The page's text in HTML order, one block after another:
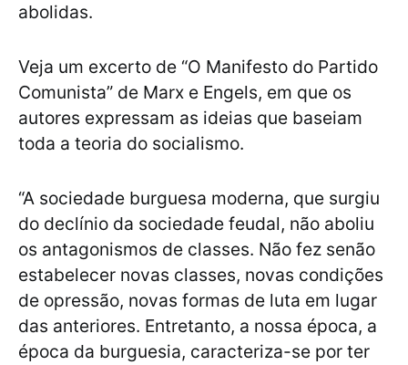
abolidas.
Veja um excerto de “O Manifesto do Partido
Comunista” de Marx e Engels, em que os
autores expressam as ideias que baseiam
toda a teoria do socialismo.
“A sociedade burguesa moderna, que surgiu
do declínio da sociedade feudal, não aboliu
os antagonismos de classes. Não fez senão
estabelecer novas classes, novas condições
de opressão, novas formas de luta em lugar
das anteriores. Entretanto, a nossa época, a
época da burguesia, caracteriza-se por ter